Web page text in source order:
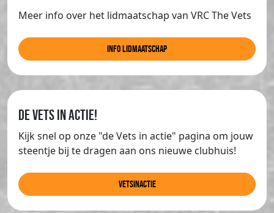
Meer info over het lidmaatschap van VRC The Vets
info lidmaatschap
de Vets in actie!
Kijk snel op onze "de Vets in actie" pagina om jouw
steentje bij te dragen aan ons nieuwe clubhuis!
Vetsinactie